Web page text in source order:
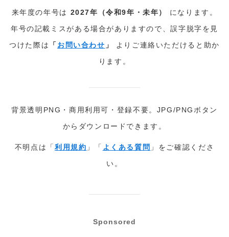
来年度の年号は 2027年（令和9年・未年）
になります。
年号の記載ミスがある場合がありますので、誤字脱字を見
つけた際は
「 お問い合わせ 」
よりご連絡いただけると助か
ります。
背景透明PNG・商用利用可・登録不要。JPG/PNGボタン
からダウンロードできます。
不明点は「 利用規約 」「 よくある質問 」をご確認くださ
い。
Sponsored